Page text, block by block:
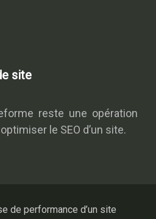
site
reste une opération
le SEO d’un site.
de performance d’un site